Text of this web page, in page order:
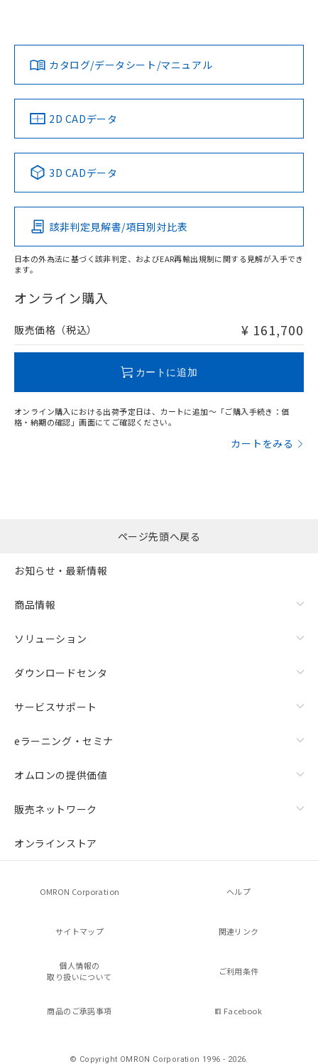
カタログ/データシート/マニュアル
2D CADデータ
3D CADデータ
該非判定見解書/項目別対比表
日本の外為法に基づく該非判定、およびEAR再輸出規制に関する見解が入手でき
ます。
オンライン購入
販売価格（税込） ¥ 161,700
カートに追加
オンライン購入における出荷予定日は、カートに追加～「ご購入手続き：価
格・納期の確認」画面にてご確認ください。
カートをみる
ページ先頭へ戻る
お知らせ・最新情報
商品情報
ソリューション
ダウンロードセンタ
サービスサポート
eラーニング・セミナ
オムロンの提供価値
販売ネットワーク
オンラインストア
OMRON Corporation ヘルプ
サイトマップ 関連リンク
個人情報の
取り扱いについて
ご利用条件
商品のご承諾事項 Facebook
© Copyright OMRON Corporation 1996 - 2026.